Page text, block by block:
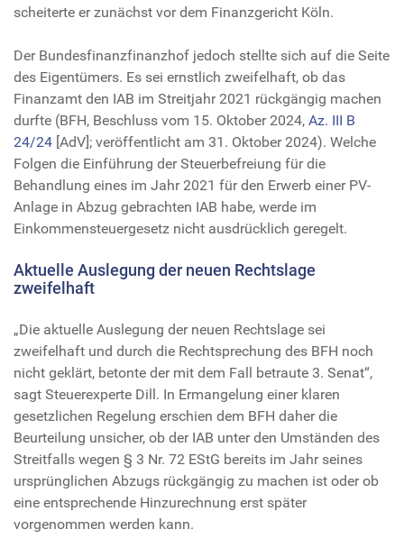
scheiterte er zunächst vor dem Finanzgericht Köln.
Der Bundesfinanzfinanzhof jedoch stellte sich auf die Seite
des Eigentümers. Es sei ernstlich zweifelhaft, ob das
Finanzamt den IAB im Streitjahr 2021 rückgängig machen
durfte (BFH, Beschluss vom 15. Oktober 2024, Az. III B
24/24 [AdV]; veröffentlicht am 31. Oktober 2024). Welche
Folgen die Einführung der Steuerbefreiung für die
Behandlung eines im Jahr 2021 für den Erwerb einer PV-
Anlage in Abzug gebrachten IAB habe, werde im
Einkommensteuergesetz nicht ausdrücklich geregelt.
Aktuelle Auslegung der neuen Rechtslage
zweifelhaft
„Die aktuelle Auslegung der neuen Rechtslage sei
zweifelhaft und durch die Rechtsprechung des BFH noch
nicht geklärt, betonte der mit dem Fall betraute 3. Senat“,
sagt Steuerexperte Dill. In Ermangelung einer klaren
gesetzlichen Regelung erschien dem BFH daher die
Beurteilung unsicher, ob der IAB unter den Umständen des
Streitfalls wegen § 3 Nr. 72 EStG bereits im Jahr seines
ursprünglichen Abzugs rückgängig zu machen ist oder ob
eine entsprechende Hinzurechnung erst später
vorgenommen werden kann.